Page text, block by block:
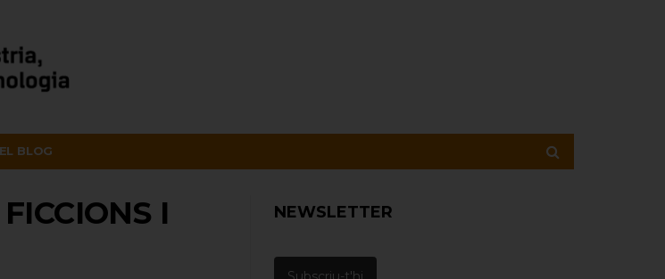
BLOG
I
NEWSLETTER